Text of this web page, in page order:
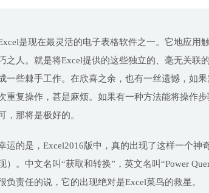
是现在最灵活的电子表格软件之一。它地应用
之人。就是将Excel提供的这些独立的、毫无关联
一些棘手工作。在欣喜之余，也有一丝遗憾，如
重复操作，甚是麻烦。如果有一种方法能将操作
，那将是极好的。
运的是，Excel2016版中，真的出现了这样一个神
）。中文名叫“获取和转换”，英文名叫“Power
负责任的说，它的出现绝对是Excel菜鸟的救星。